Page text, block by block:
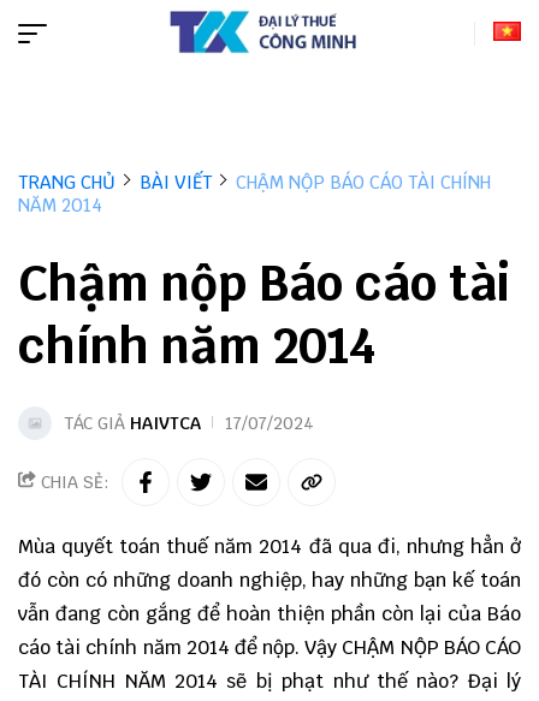
TRANG CHỦ BÀI VIẾT
CHẬM NỘP BÁO CÁO TÀI CHÍNH
NĂM 2014
Chậm nộp Báo cáo tài
chính năm 2014
TÁC GIẢ HAIVTCA 17/07/2024
CHIA SẺ:
Mùa quyết toán thuế năm 2014 đã qua đi, nhưng hẳn ở
đó còn có những doanh nghiệp, hay những bạn kế toán
vẫn đang còn gắng để hoàn thiện phần còn lại của Báo
cáo tài chính năm 2014 để nộp. Vậy CHẬM NỘP BÁO CÁO
TÀI CHÍNH NĂM 2014 sẽ bị phạt như thế nào? Đại lý